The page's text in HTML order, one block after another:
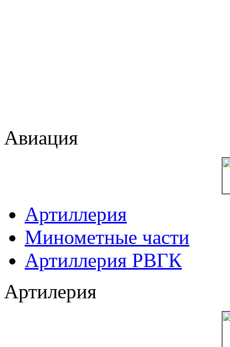
Авиация
Артиллерия
Минометные части
Артиллерия РВГК
Артилерия